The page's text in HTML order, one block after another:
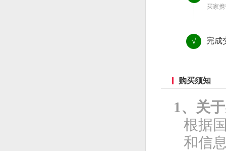
买家
√ 完成
购买须知
1、关
根据
和信